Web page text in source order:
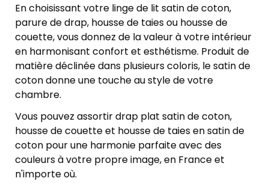
En choisissant votre linge de lit satin de coton,
parure de drap, housse de taies ou housse de
couette, vous donnez de la valeur à votre intérieur
en harmonisant confort et esthétisme. Produit de
matière déclinée dans plusieurs coloris, le satin de
coton donne une touche au style de votre
chambre.
Vous pouvez assortir drap plat satin de coton,
housse de couette et housse de taies en satin de
coton pour une harmonie parfaite avec des
couleurs à votre propre image, en France et
n'importe où.